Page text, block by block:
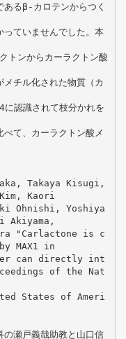
あるβ-カロテンからつく
っていませんでした。本
トンからカーラクトン酸
チル化された物質（カ
に認識されて枝分かれを
て、カーラクトン酸メ
Takaya Kisugi,
Kaori
Ohnishi, Yoshiya
Akiyama,
"Carlactone is c
MAX1 in
can directly int
of the Nat
States of Ameri
の瀬戸義哉助教と山口信